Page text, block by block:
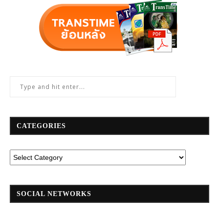
CATEGORIES
SOCIAL NETWORKS